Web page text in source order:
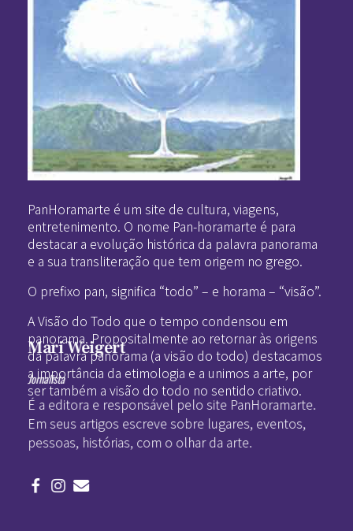
PanHoramarte é um site de cultura, viagens,
entretenimento. O nome Pan-horamarte é para
destacar a evolução histórica da palavra panorama
e a sua transliteração que tem origem no grego.
O prefixo pan, significa “todo” – e horama – “visão”.
A Visão do Todo que o tempo condensou em
panorama. Propositalmente ao retornar às origens
da palavra panorama (a visão do todo) destacamos
a importância da etimologia e a unimos a arte, por
ser também a visão do todo no sentido criativo.
Mari Weigert
Jornalista
É a editora e responsável pelo site PanHoramarte.
Em seus artigos escreve sobre lugares, eventos,
pessoas, histórias, com o olhar da arte.